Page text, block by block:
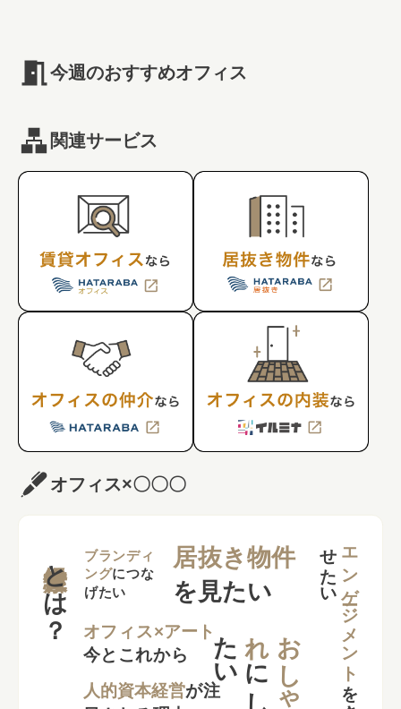
今週のおすすめオフィス
関連サービス
オフィス×〇〇〇
とは？
ブランディ
ングにつな
げたい
居抜き物件
を見たい
オフィス×アート
今とこれから
人的資本経営が注 お
し
ゃ
れ
に
し
た
い エンゲージメント
を
向上さ
せ
た
い